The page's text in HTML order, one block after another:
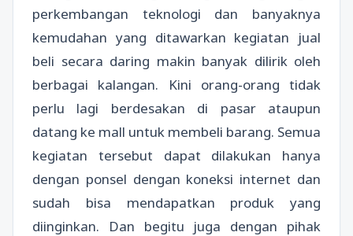
perkembangan teknologi dan banyaknya
kemudahan yang ditawarkan kegiatan jual
beli secara daring makin banyak dilirik oleh
berbagai kalangan. Kini orang-orang tidak
perlu lagi berdesakan di pasar ataupun
datang ke mall untuk membeli barang. Semua
kegiatan tersebut dapat dilakukan hanya
dengan ponsel dengan koneksi internet dan
sudah bisa mendapatkan produk yang
diinginkan. Dan begitu juga dengan pihak